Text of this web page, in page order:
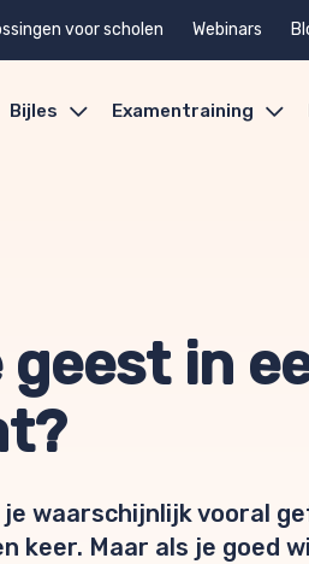
voor scholen Webinars
Bijles Examentraining
geest in
waarschijnlijk vooral
keer. Maar als je goed